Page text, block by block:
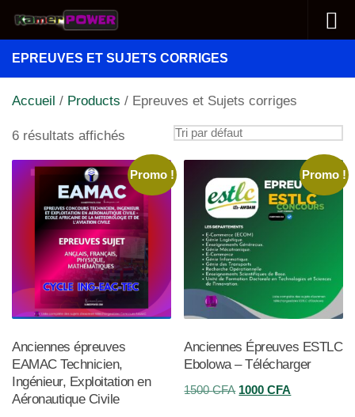
Au dessous du contenu
EPREUVES ET SUJETS CORRIGES
Accueil / Products / Epreuves et Sujets corriges
6 résultats affichés
Promo !
Anciennes épreuves
EAMAC Technicien,
Ingénieur, Exploitation en
Aéronautique Civile
Promo !
Anciennes Épreuves ESTLC
Ebolowa – Télécharger
1500CFA Le
1000CFA